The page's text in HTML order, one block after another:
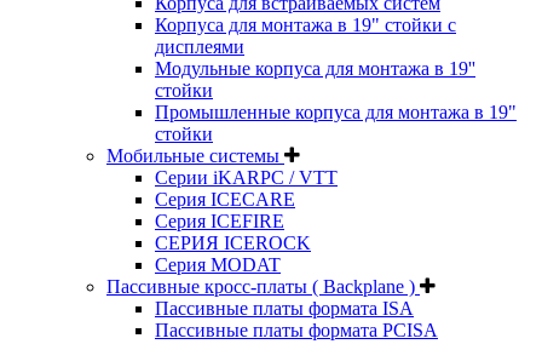
Корпуса для монтажа в 19" стойки с
дисплеями
Модульные корпуса для монтажа в 19''
стойки
Промышленные корпуса для монтажа в 19"
стойки
Мобильные системы
Серии iKARPC / VTT
Серия ICECARE
Серия ICEFIRE
СЕРИЯ ICEROCK
Серия MODAT
Пассивные кросс-платы ( Backplane )
Пассивные платы формата ISA
Пассивные платы формата PCISA